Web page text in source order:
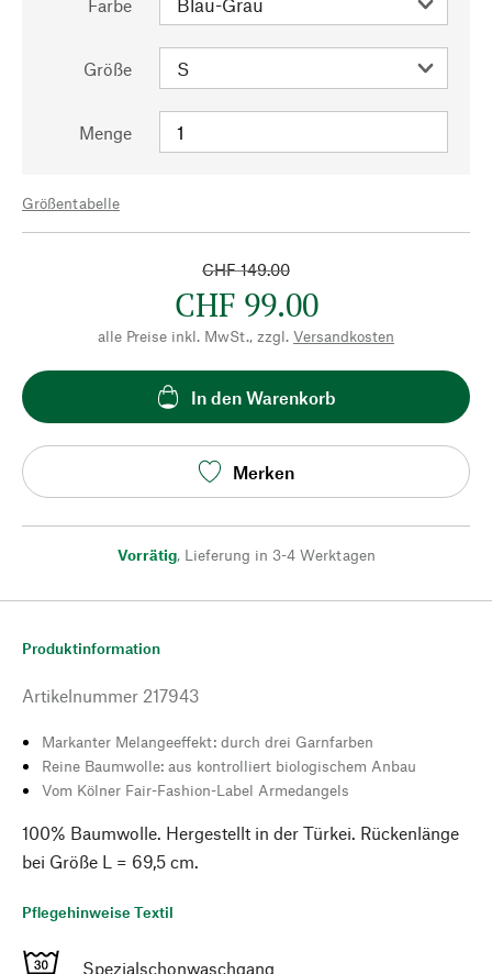
Farbe
Größe
Menge
Größentabelle
CHF 149.00
CHF 99.00
alle Preise inkl. MwSt., zzgl. Versandkosten
In den Warenkorb
Merken
Vorrätig, Lieferung in 3-4 Werktagen
Produktinformation
Artikelnummer 217943
Markanter Melangeeffekt: durch drei Garnfarben
Reine Baumwolle: aus kontrolliert biologischem Anbau
Vom Kölner Fair-Fashion-Label Armedangels
100% Baumwolle. Hergestellt in der Türkei. Rückenlänge
bei Größe L = 69,5 cm.
Pflegehinweise Textil
Spezialschonwaschgang